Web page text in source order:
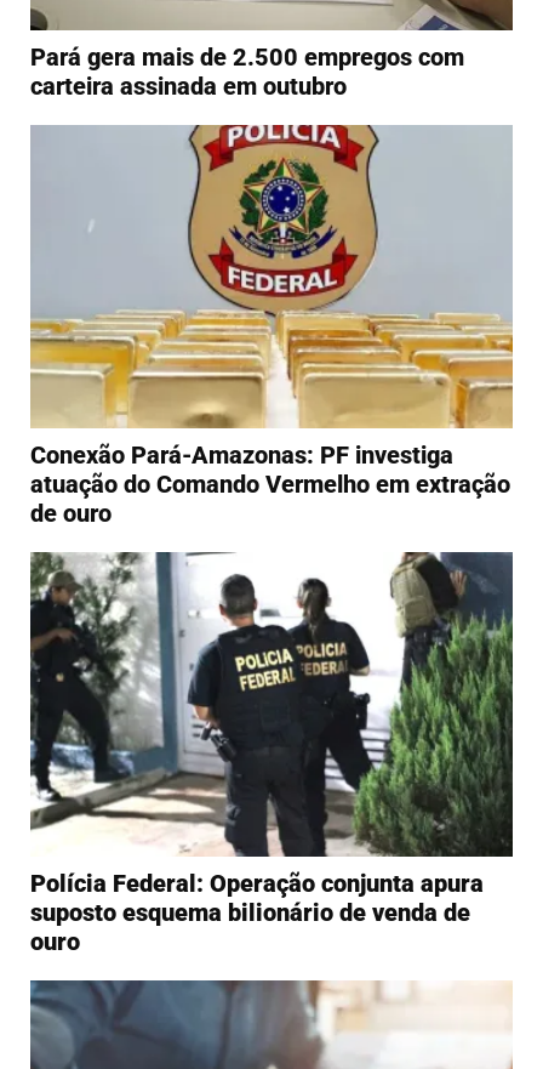
Pará gera mais de 2.500 empregos com
carteira assinada em outubro
Conexão Pará-Amazonas: PF investiga
atuação do Comando Vermelho em extração
de ouro
Polícia Federal: Operação conjunta apura
suposto esquema bilionário de venda de
ouro